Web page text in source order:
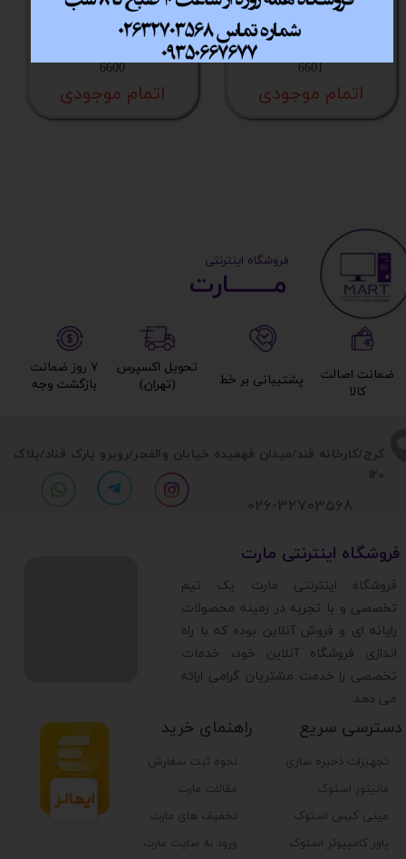
پایه براکت متحرک
دیواری آبتین 32 تا 55
اینچ مدل M140 کد کالا
6601
اتمام موجودی
پایه براکت متحرک
6600
اتمام موجودی
​​کرج/کارخانه قند/میدان فهمیده خیابان والفجر/روبرو پارک قناد/پلاک
120
تجهیزات ذخیره سازی
مانیتور استوک
مینی کیس استوک
پاور کامپیوتر استوک
دسترسی سریع راهنمای خرید
نحوه ثبت سفارش
مقالات مارت
تخفیف های مارت
ورود به سایت مارت
​فروشگاه اینترنتی مارت
​فروشگاه اینترنتی مارت یک تیم
تخصصی و با تجربه در زمینه محصولات
رایانه ای و فروش آنلاین بوده که با راه
اندازی فروشگاه آنلاین خود، خدمات
تخصصی را خدمت مشتریان گرامی ارائه
می دهد.
026-32703568
مــــــــارت​​​​​​
​ ​فروشگاه اینترنتی
۷ روز ضمانت
بازگشت وجه​​​​​​​
تحویل اکسپرس
(تهران)​​​​​​​
پشتیبانی بر خط​​​​​​​
ضمانت اصالت
کالا​​​​​​​